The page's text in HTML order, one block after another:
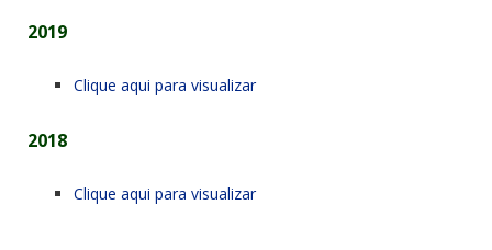
2019
Clique aqui para visualizar
2018
Clique aqui para visualizar